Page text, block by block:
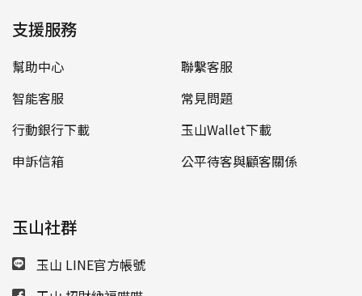
支援服務
幫助中心
聯繫客服
智能客服
常見問題
行動銀行下載
玉山Wallet下載
申訴信箱
公平待客與顧客關係
玉山社群
玉山 LINE官方帳號